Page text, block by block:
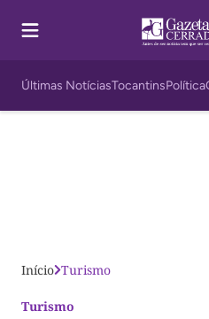
Últimas NotíciasTocantinsPolítica
Início Turismo
Turismo